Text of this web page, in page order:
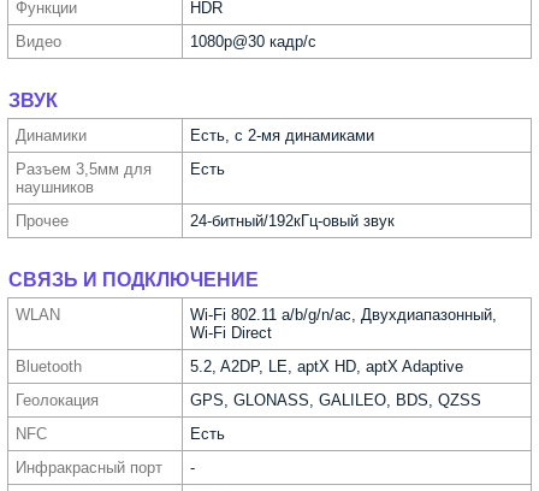
Функ­ции
HDR
Видео
1080p@30 кадр/с
ЗВУК
Динамики
Есть, с 2-мя динамиками
Разъем 3,5мм для
науш­ников
Есть
Прочее 24-битный/192кГц-овый звук
СВЯЗЬ И ПОДКЛЮЧЕНИЕ
WLAN
Wi-Fi 802.11 a/b/g/n/ac, Двухдиапазонный,
Wi-Fi Direct
Bluetooth
5.2, A2DP, LE, aptX HD, aptX Adaptive
Геолока­ция
GPS, GLONASS, GALILEO, BDS, QZSS
NFC
Есть
Инфра­красный порт
-